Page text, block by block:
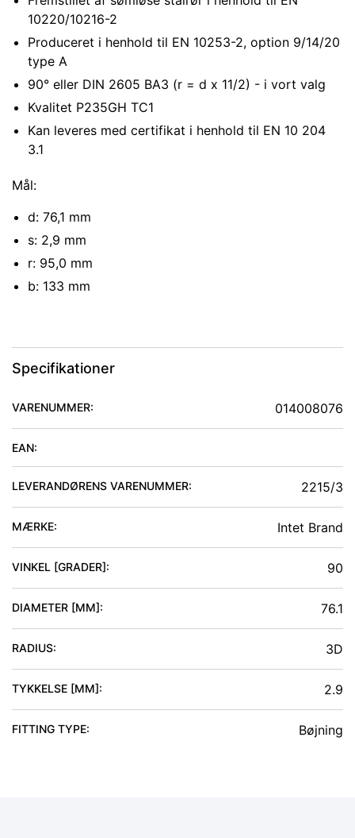
10220/10216-2
Produceret i henhold til EN 10253-2, option 9/14/20
type A
90° eller DIN 2605 BA3 (r = d x 11/2) - i vort valg
Kvalitet P235GH TC1
Kan leveres med certifikat i henhold til EN 10 204
3.1
Mål:
d: 76,1 mm
s: 2,9 mm
r: 95,0 mm
b: 133 mm
Specifikationer
VARENUMMER: 014008076
EAN:
LEVERANDØRENS VARENUMMER: 2215/3
MÆRKE: Intet Brand
VINKEL [GRADER]: 90
DIAMETER [MM]: 76.1
RADIUS: 3D
TYKKELSE [MM]: 2.9
FITTING TYPE: Bøjning